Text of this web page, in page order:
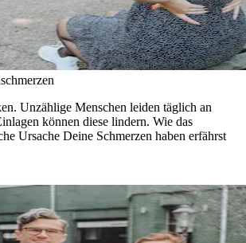
Unzählige Menschen leiden täglich an
können diese lindern. Wie das
Ursache Deine Schmerzen haben erfährst